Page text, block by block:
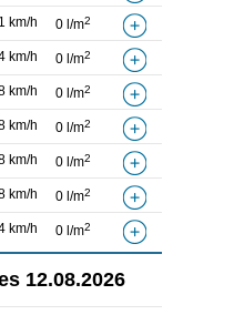
km/h 0 l/m2
km/h 0 l/m2
km/h 0 l/m2
km/h 0 l/m2
km/h 0 l/m2
km/h 0 l/m2
km/h 0 l/m2
12.08.2026